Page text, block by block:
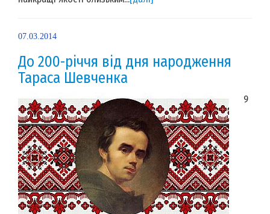
07.03.2014
До 200-річчя від дня народження
Тараса Шевченка
9